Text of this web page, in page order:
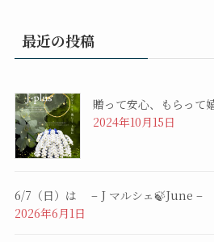
最近の投稿
贈って安心、もらって
2024年10月15日
6/7（日）は – J マルシェ🍃June –
2026年6月1日